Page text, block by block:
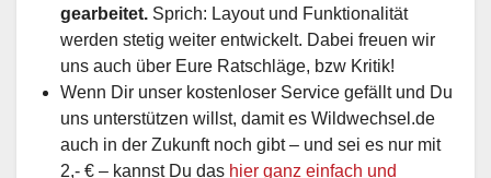
gearbeitet. Sprich: Layout und Funktionalität
werden stetig weiter entwickelt. Dabei freuen wir
uns auch über Eure Ratschläge, bzw Kritik!
Wenn Dir unser kostenloser Service gefällt und Du
uns unterstützen willst, damit es Wildwechsel.de
auch in der Zukunft noch gibt – und sei es nur mit
2,- € – kannst Du das hier ganz einfach und